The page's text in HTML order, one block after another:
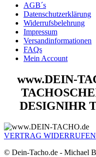
AGB´s
Datenschutzerklärung
Widerrufsbelehrung
Impressum
Versandinformationen
FAQs
Mein Account
www.DEIN-
DESIGNIHR
VERTRAG WIDERRUFEN
© Dein-Tacho.de - Michael